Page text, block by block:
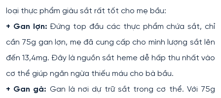
loại thực phẩm giàu sắt rất tốt cho mẹ bầu:
+ Gan lợn: Đứng top đầu các thực phẩm chứa sắt, chỉ
cần 75g gan lợn, mẹ đã cung cấp cho mình lượng sắt lên
đến 13,4mg. Đây là nguồn sắt heme dễ hấp thu nhất vào
cơ thể giúp ngăn ngừa thiếu máu cho bà bầu.
+ Gan gà: Gan là nơi dự trữ sắt trong cơ thể. Với 75g